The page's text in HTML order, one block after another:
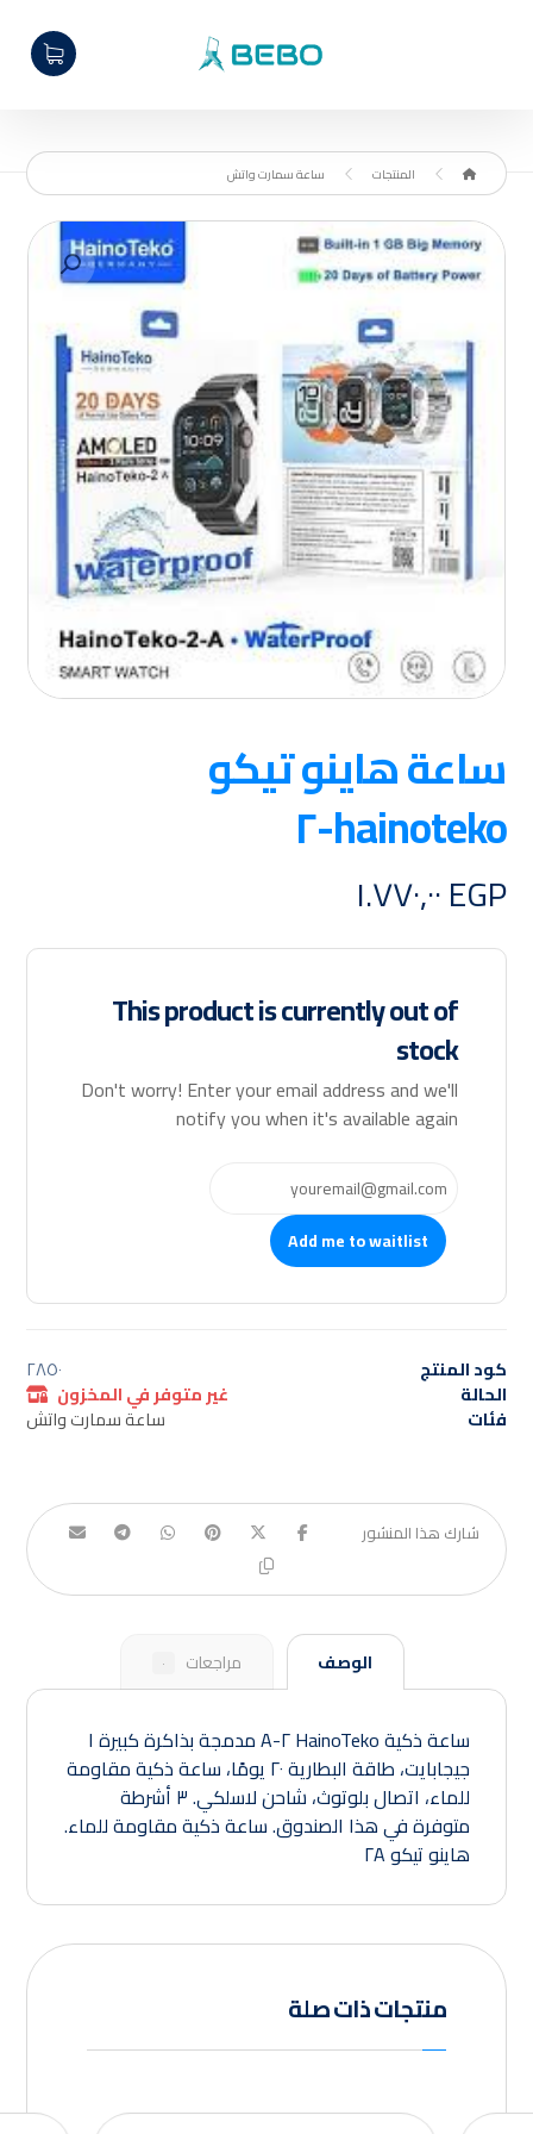
المنتجات ساعة سمارت واتش
تكبير الصورة
ساعة هاينو تيكو
hainoteko-٢
EGP
This product is currently out of
stock
Don't worry! Enter your email address and we'll
notify you when it's available again
Add me to waitlist
كود المنتج ٢٨٥٠
الحالة غير متوفر في المخزون
فئات ساعة سمارت واتش
الوصف مراجعات ٠
ساعة ذكية HainoTeko ٢-A مدمجة بذاكرة كبيرة ١
جيجابايت، طاقة البطارية ٢٠ يومًا، ساعة ذكية مقاومة
للماء، اتصال بلوتوث، شاحن لاسلكي. ٣ أشرطة
متوفرة في هذا الصندوق. ساعة ذكية مقاومة للماء.
هاينو تيكو ٢A
منتجات ذات صلة